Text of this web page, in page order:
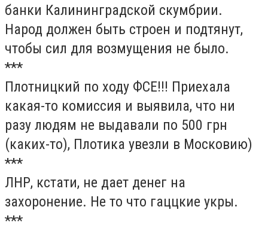
банки Калининградской скумбрии.
Народ должен быть строен и подтянут,
чтобы сил для возмущения не было.
***
Плотницкий по ходу ФСЕ!!! Приехала
какая-то комиссия и выявила, что ни
разу людям не выдавали по 500 грн
(каких-то), Плотика увезли в Московию)
***
ЛНР, кстати, не дает денег на
захоронение. Не то что гаццкие укры.
***